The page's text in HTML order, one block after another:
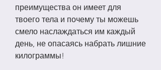
преимущества он имеет для
твоего тела и почему ты можешь
смело наслаждаться им каждый
день, не опасаясь набрать лишние
килограммы!